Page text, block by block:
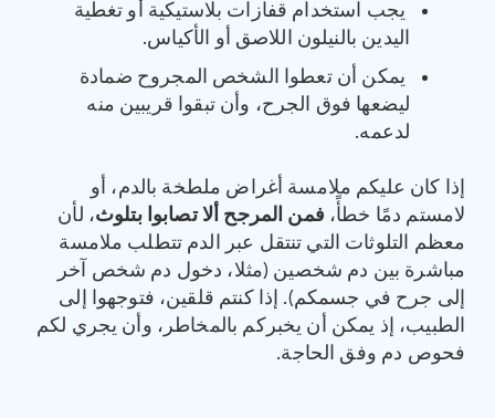
يجب استخدام قفازات بلاستيكية أو تغطية
اليدين بالنيلون اللاصق أو الأكياس.
يمكن أن تعطوا الشخص المجروح ضمادة
ليضعها فوق الجرح، وأن تبقوا قريبين منه
لدعمه.
إذا كان عليكم ملامسة أغراض ملطخة بالدم، أو
لامستم دمًا خطأً، فمن المرجح ألا تصابوا بتلوث، لأن
معظم التلوثات التي تنتقل عبر الدم تتطلب ملامسة
مباشرة بين دم شخصين (مثلا، دخول دم شخص آخر
إلى جرح في جسمكم). إذا كنتم قلقين، فتوجهوا إلى
الطبيب، إذ يمكن أن يخبركم بالمخاطر، وأن يجري لكم
فحوص دم وفق الحاجة.